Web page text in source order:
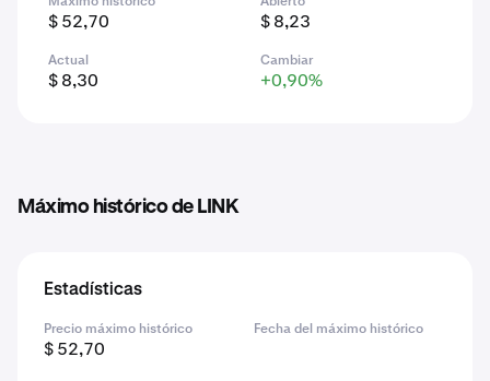
$ 52,70 $ 8,23
Actual
$ 8,30
Cambiar
+0,90%
Máximo histórico de LINK
Estadísticas
Precio máximo histórico
$ 52,70
Fecha del máximo histórico